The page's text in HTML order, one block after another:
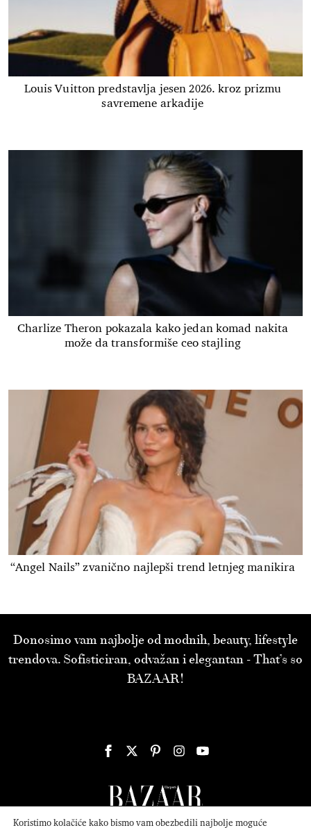
Louis Vuitton predstavlja jesen 2026. kroz prizmu
savremene arkadije
Charlize Theron pokazala kako jedan komad nakita
može da transformiše ceo stajling
“Angel Nails” zvanično najlepši trend letnjeg manikira
Donosimo vam najbolje od modnih, beauty, lifestyle
trendova. Sofisticiran, odvažan i elegantan - That’s so
BAZAAR!
Koristimo kolačiće kako bismo vam obezbedili najbolje moguće